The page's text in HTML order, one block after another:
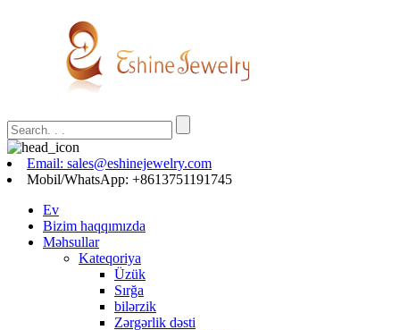
Email: sales@eshinejewelry.com
Mobil/WhatsApp: +8613751191745
Ev
Bizim haqqımızda
Məhsullar
Kateqoriya
Üzük
Sırğa
bilərzik
Zərgərlik dəsti